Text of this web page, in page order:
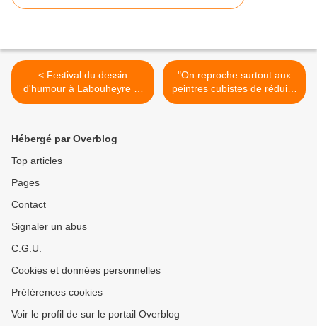
< Festival du dessin
d'humour à Labouheyre (5
et 6 juillet 2014)
"On reproche surtout aux
peintres cubistes de réduire
les volumes à des formes
Hébergé par Overblog
Top articles
Pages
Contact
Signaler un abus
C.G.U.
Cookies et données personnelles
Préférences cookies
Voir le profil de sur le portail Overblog